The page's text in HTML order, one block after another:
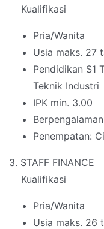
Kualifikasi
Pria/Wanita
Usia maks. 27
Pendidikan S1
Teknik Industri
IPK min. 3.00
Penempatan:
3. STAFF FINANCE
Kualifikasi
Pria/Wanita
Usia maks. 26